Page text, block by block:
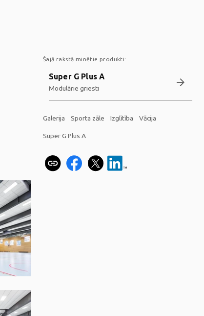
Šajā rakstā minētie produkti:
Super G Plus A
Modulārie griesti arrow_forward
Galerija Sporta zāle Izglītība Vācija
Super G Plus A